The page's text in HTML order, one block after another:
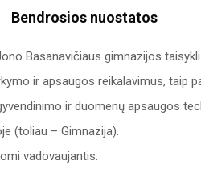
Bendrosios nuostatos
Basanavičiaus gimnazijos
ir apsaugos reikalavimus, taip
ir duomenų apsaugos
(toliau – Gimnazija).
vadovaujantis: